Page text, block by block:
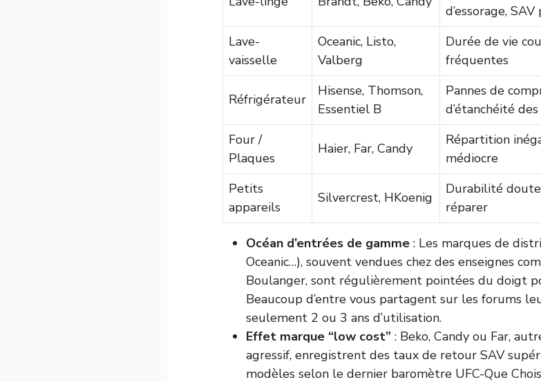
d’essorage,
Lave-
vaisselle
Oceanic, Listo,
Valberg
Durée de vie
fréquentes
Réfrigérateur
Hisense, Thomson,
Essentiel B
Pannes de
d’étanchéité
Four /
Plaques
Haier, Far, Candy
Répartition
médiocre
Petits
appareils
Silvercrest, HKoenig
Durabilité
réparer
Océan d’entrées de gamme : Les marques de
Oceanic…), souvent vendues chez des enseignes
Boulanger, sont régulièrement pointées du doigt
Beaucoup d’entre vous partagent sur les forums
seulement 2 ou 3 ans d’utilisation.
Effet marque “low cost” : Beko, Candy ou Far,
agressif, enregistrent des taux de retour SAV
modèles selon le dernier baromètre UFC-Que